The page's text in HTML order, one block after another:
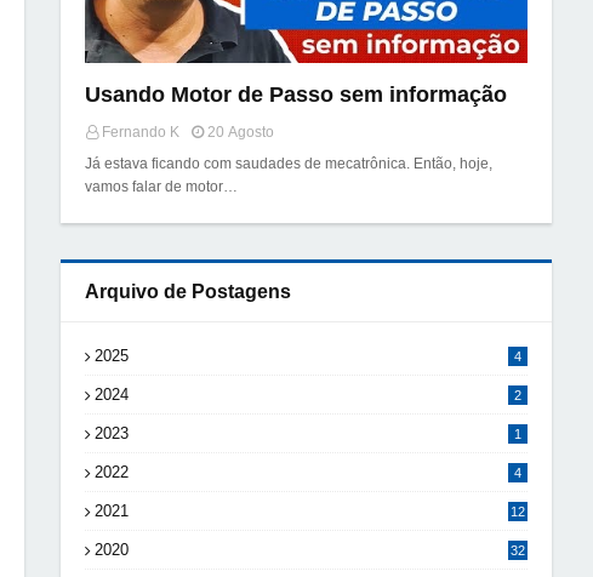
Usando Motor de Passo sem informação
Fernando K
20 Agosto
Já estava ficando com saudades de mecatrônica. Então, hoje,
vamos falar de motor…
Arquivo de Postagens
2025 4
2024 2
2023 1
2022 4
2021 12
2020 32